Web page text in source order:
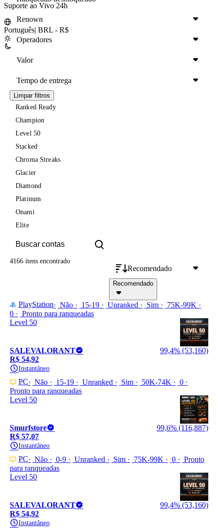
Suporte ao Vivo 24h
Português| BRL - R$
Renown
Operadores
Valor
Tempo de entrega
Limpar filtros
Ranked Ready
Champion
Level 50
Stacked
Chroma Streaks
Glacier
Diamond
Platinum
Onami
Elite
Recomendado
Recomendado
4166 itens encontrado
PlayStation Não 15-19 Unranked Sim
75K-99K
0
Pronto para ranqueadas
Level 50
SALEVALORANT
99,4% (53,160)
R$ 54,92
Instantâneo
PC Não 15-19 Unranked Sim 50K-74K
0
Pronto para ranqueadas
Level 50
Smurfstore
99,6% (116,887)
R$ 57,07
Instantâneo
PC Não 0-9 Unranked Sim 75K-99K 0
Pronto
para ranqueadas
Level 50
SALEVALORANT
99,4% (53,160)
R$ 54,92
Instantâneo